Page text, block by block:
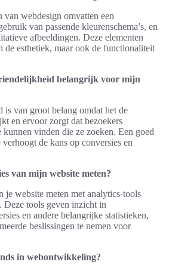
van webdesign omvatten een
van passende kleurenschema’s, en
afbeeldingen. Deze elementen
de esthetiek, maar ook de functionaliteit
belangrijk voor mijn
van groot belang omdat het de
en ervoor zorgt dat bezoekers
vinden die ze zoeken. Een goed
de kans op conversies en
van mijn website meten?
je website meten met analytics-tools
tools geven inzicht in
en andere belangrijke statistieken,
beslissingen te nemen voor
in webontwikkeling?